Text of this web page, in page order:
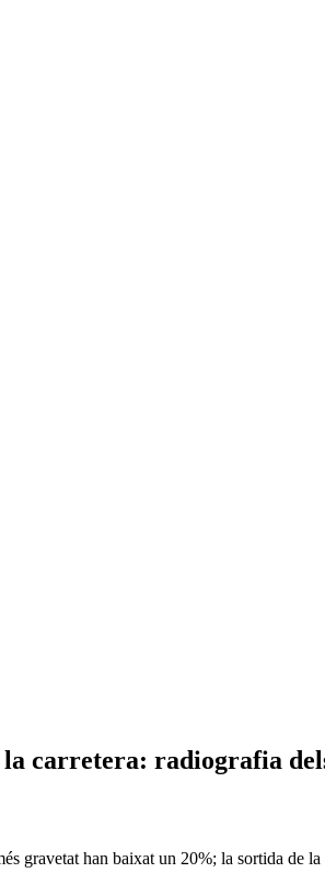
la carretera: radiografia
gravetat han baixat un 20%; la sortida de